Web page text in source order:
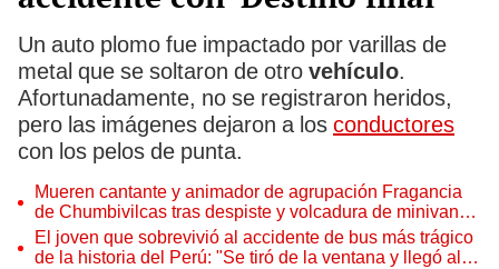
Un auto plomo fue impactado por varillas de
metal que se soltaron de otro vehículo.
Afortunadamente, no se registraron heridos,
pero las imágenes dejaron a los conductores
con los pelos de punta.
Mueren cantante y animador de agrupación Fragancia
de Chumbivilcas tras despiste y volcadura de minivan
en Cusco
El joven que sobrevivió al accidente de bus más trágico
de la historia del Perú: "Se tiró de la ventana y llegó al